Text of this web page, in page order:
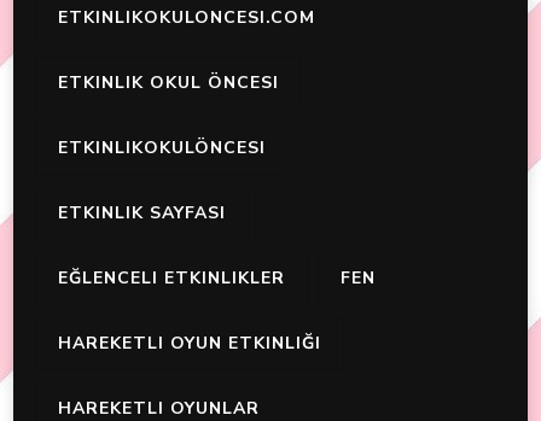
ETKINLIKOKULONCESI.COM
ETKINLIK OKUL ÖNCESI
ETKINLIKOKULÖNCESI
ETKINLIK SAYFASI
EĞLENCELI ETKINLIKLER FEN
HAREKETLI OYUN ETKINLIĞI
HAREKETLI OYUNLAR